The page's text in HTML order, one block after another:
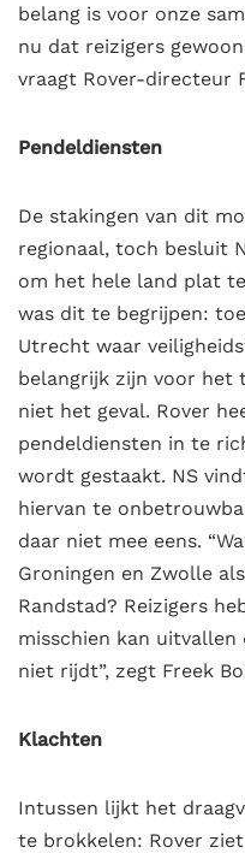
belang is voor onze
nu dat reizigers
vraagt Rover-directeur
Pendeldiensten
De stakingen van dit
regionaal, toch besluit
om het hele land plat
was dit te begrijpen:
Utrecht waar
belangrijk zijn voor het
niet het geval. Rover
pendeldiensten in te
wordt gestaakt. NS
hiervan te
daar niet mee eens.
Groningen en Zwolle
Randstad? Reizigers
misschien kan uitvallen
niet rijdt”, zegt Freek
Klachten
Intussen lijkt het
te brokkelen: Rover